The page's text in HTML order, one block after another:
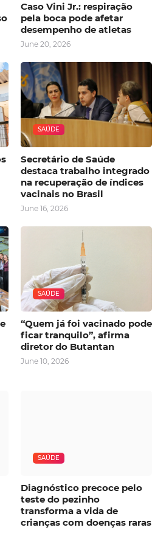
Caso Vini Jr.: respiração
pela boca pode afetar
desempenho de atletas
June 20, 2026
SAÚDE
Secretário de Saúde
destaca trabalho integrado
na recuperação de índices
vacinais no Brasil
June 16, 2026
SAÚDE
“Quem já foi vacinado pode
ficar tranquilo”, afirma
diretor do Butantan
June 10, 2026
SAÚDE
Diagnóstico precoce pelo
teste do pezinho
transforma a vida de
crianças com doenças raras